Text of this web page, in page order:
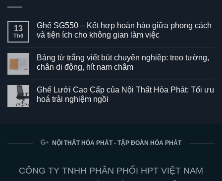
13
Th6
Ghế SG550 – Kết hợp hoàn hảo giữa phong cách
và tiện ích cho không gian làm việc
bình
luận
ở
–
Kết
hợp
và
không
gian
Bảng từ trắng viết bút chuyên nghiệp: treo tường,
chân di động, hít nam châm
bình
luận
ở
chuyên
chân
di
Ghế Lưới Cao Cấp của Nội Thất Hòa Phát: Tối ưu
hoá trải nghiệm ngồi
Ghế
của
Nội
NỘI THẤT HÒA PHÁT - TẬP ĐOÀN HÒA PHÁT
CÔNG TY TNHH PHÂN PHỐI HPT VIỆT NAM